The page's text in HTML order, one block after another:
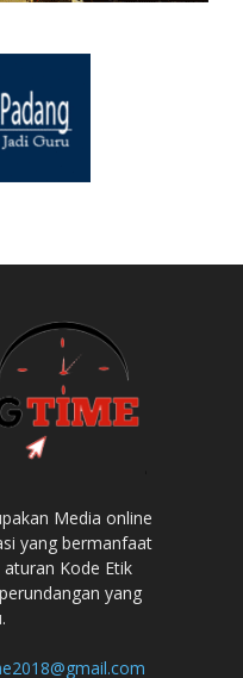
Media online
yang bermanfaat
Kode Etik
yang